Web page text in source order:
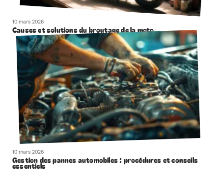
10 mars 2026
Causes et solutions du broutage de la moto
10 mars 2026
Gestion des pannes automobiles : procédures et conseils
essentiels